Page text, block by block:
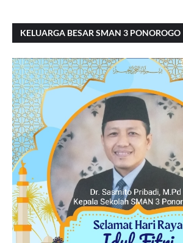
KELUARGA BESAR SMAN 3 PONOROGO